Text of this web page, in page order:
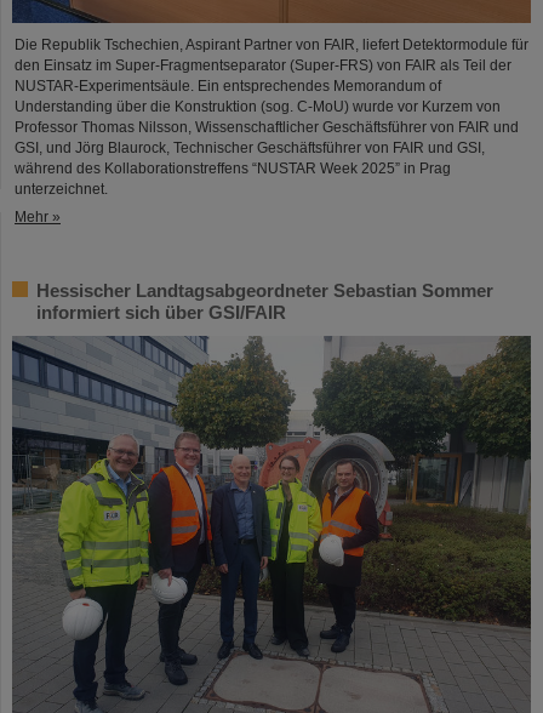
Die Republik Tschechien, Aspirant Partner von FAIR, liefert Detektormodule für
den Einsatz im Super-Fragmentseparator (Super-FRS) von FAIR als Teil der
NUSTAR-Experimentsäule. Ein entsprechendes Memorandum of
Understanding über die Konstruktion (sog. C-MoU) wurde vor Kurzem von
Professor Thomas Nilsson, Wissenschaftlicher Geschäftsführer von FAIR und
GSI, und Jörg Blaurock, Technischer Geschäftsführer von FAIR und GSI,
während des Kollaborationstreffens “NUSTAR Week 2025” in Prag
unterzeichnet.
Mehr »
Hessischer Landtagsabgeordneter Sebastian Sommer
informiert sich über GSI/FAIR